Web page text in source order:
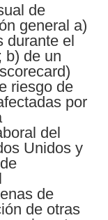
de
general a)
durante el
b) de un
riesgo de
por
del
Unidos y
de
de otras